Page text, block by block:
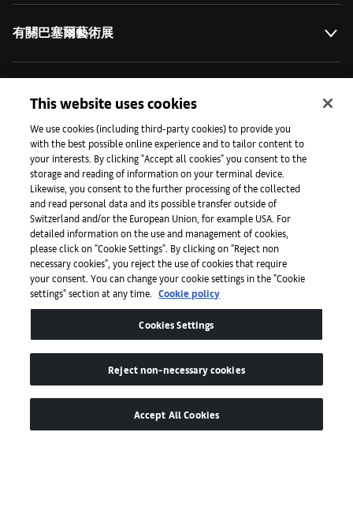
有關巴塞爾藝術展
媒體專區
手機程式
法律條款
This website uses cookies
We use cookies (including third-party cookies) to provide you
with the best possible online experience and to tailor content to
your interests. By clicking "Accept all cookies" you consent to the
storage and reading of information on your terminal device.
Likewise, you consent to the further processing of the collected
and read personal data and its possible transfer outside of
Switzerland and/or the European Union, for example USA. For
detailed information on the use and management of cookies,
please click on "Cookie Settings". By clicking on "Reject non
necessary cookies", you reject the use of cookies that require
your consent. You can change your cookie settings in the "Cookie
settings" section at any time.
Cookie policy
Cookies Settings
Reject non-necessary cookies
Accept All Cookies